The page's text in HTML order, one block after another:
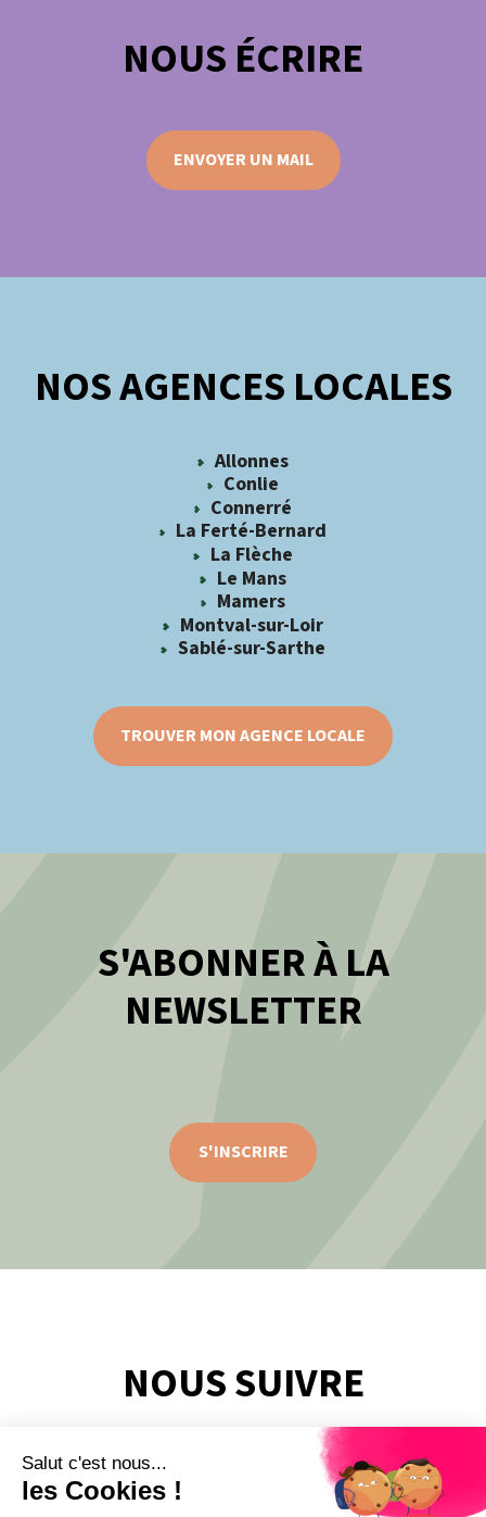
NOS AGENCES LOCALES
Allonnes
Conlie
Connerré
La Ferté-Bernard
La Flèche
Le Mans
Mamers
Montval-sur-Loir
Sablé-sur-Sarthe
TROUVER MON AGENCE LOCALE
NOUS ÉCRIRE
ENVOYER UN MAIL
S'ABONNER À LA
NEWSLETTER
S'INSCRIRE
NOUS SUIVRE
Salut c'est nous...
les Cookies !